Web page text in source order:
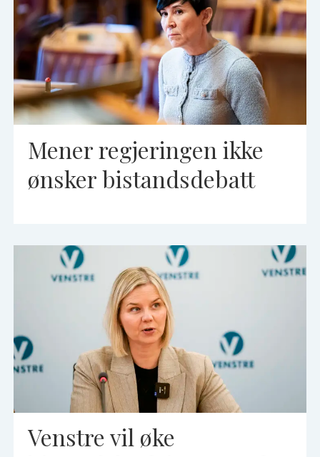
Mener regjeringen ikke
ønsker bistandsdebatt
Venstre vil øke